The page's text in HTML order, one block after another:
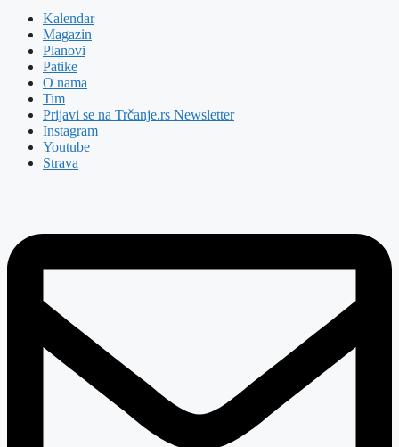
Kalendar
Magazin
Planovi
Patike
O nama
Tim
Prijavi se na Trčanje.rs Newsletter
Instagram
Youtube
Strava